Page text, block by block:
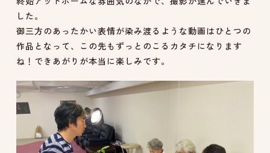
した。
御三方のあったかい表情が染み渡るような動画はひとつの
作品となって、この先もずっとのこるカタチになります
ね！できあがりが本当に楽しみです。